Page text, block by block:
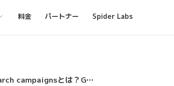
料金 パートナー Spider Labs
AI Max for Search campaignsとは？Google広告の次世代機能を徹底解説｜設定方法・P-MAXとの違いまで